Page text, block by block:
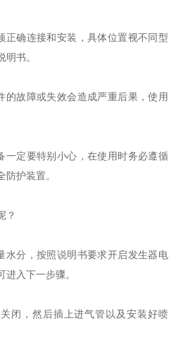
确连接和安装，具体位置视不同型
书。
故障或失效会造成严重后果，使用
定要特别小心，在使用时务必遵循
护装置。
？
分，按照说明书要求开启发生器电
入下一步骤。
，然后插上进气管以及安装好喷